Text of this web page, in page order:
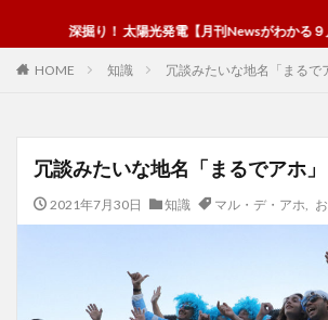
深掘り！ 太陽光発電【月刊Newsがわかる９月号】
HOME 知識 冗談みたいな地名「まるで
冗談みたいな地名「まるでアホ」
2021年7月30日 知識 マル・デ・アホ